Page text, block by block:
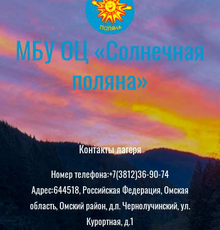
МБУ ОЦ «Солнечная
поляна»
Контакты лагеря
Номер телефона:+7(3812)36-90-74
Адрес:644518, Российская Федерация, Омская
область, Омский район, д.п. Чернолучинский, ул.
Курортная, д.1